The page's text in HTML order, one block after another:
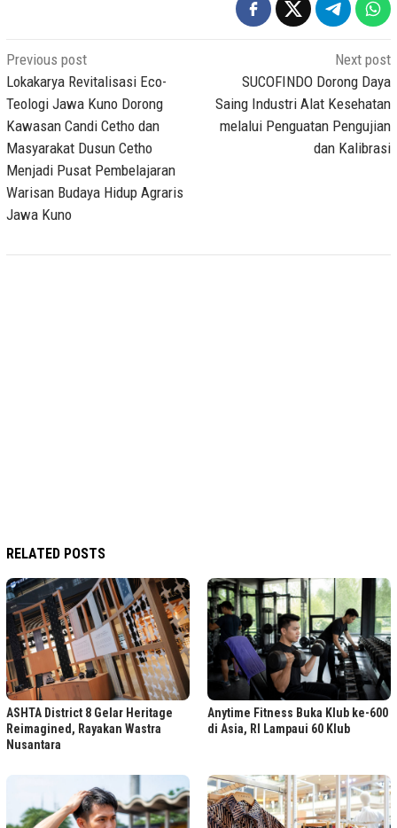
Post
navigation
Previous post
Lokakarya Revitalisasi Eco-
Teologi Jawa Kuno Dorong
Kawasan Candi Cetho dan
Masyarakat Dusun Cetho
Menjadi Pusat Pembelajaran
Warisan Budaya Hidup Agraris
Jawa Kuno
Next post
SUCOFINDO Dorong Daya
Saing Industri Alat Kesehatan
melalui Penguatan Pengujian
dan Kalibrasi
RELATED POSTS
ASHTA District 8 Gelar Heritage
Reimagined, Rayakan Wastra
Nusantara
Anytime Fitness Buka Klub ke-600
di Asia, RI Lampaui 60 Klub